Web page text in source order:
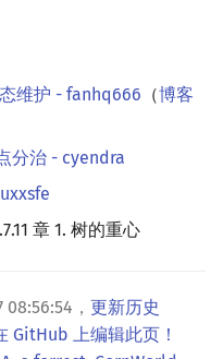
维护 - fanhq666 （博客
分治 - cyendra
章 1. 树的重心
08:56:54 ， 更新历史
GitHub 上编辑此页！